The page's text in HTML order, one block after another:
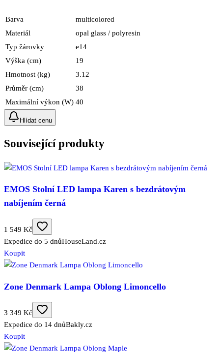
Barva
multicolored
Materiál
opal glass / polyresin
Typ žárovky
e14
Výška (cm)
19
Hmotnost (kg)
3.12
Průměr (cm)
38
Maximální výkon (W) 40
Hlídat cenu
Související produkty
EMOS Stolní LED lampa Karen s bezdrátovým
nabíjením černá
1 549 Kč
Expedice do 5 dnůHouseLand.cz
Koupit
Zone Denmark Lampa Oblong Limoncello
3 349 Kč
Expedice do 14 dnůBakly.cz
Koupit